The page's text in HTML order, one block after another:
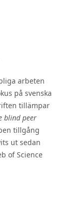
arbeten
på svenska
tillämpar
blind peer
tillgång
ut sedan
of Science